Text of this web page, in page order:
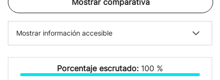
Mostrar información accesible
Porcentaje escrutado: 100 %